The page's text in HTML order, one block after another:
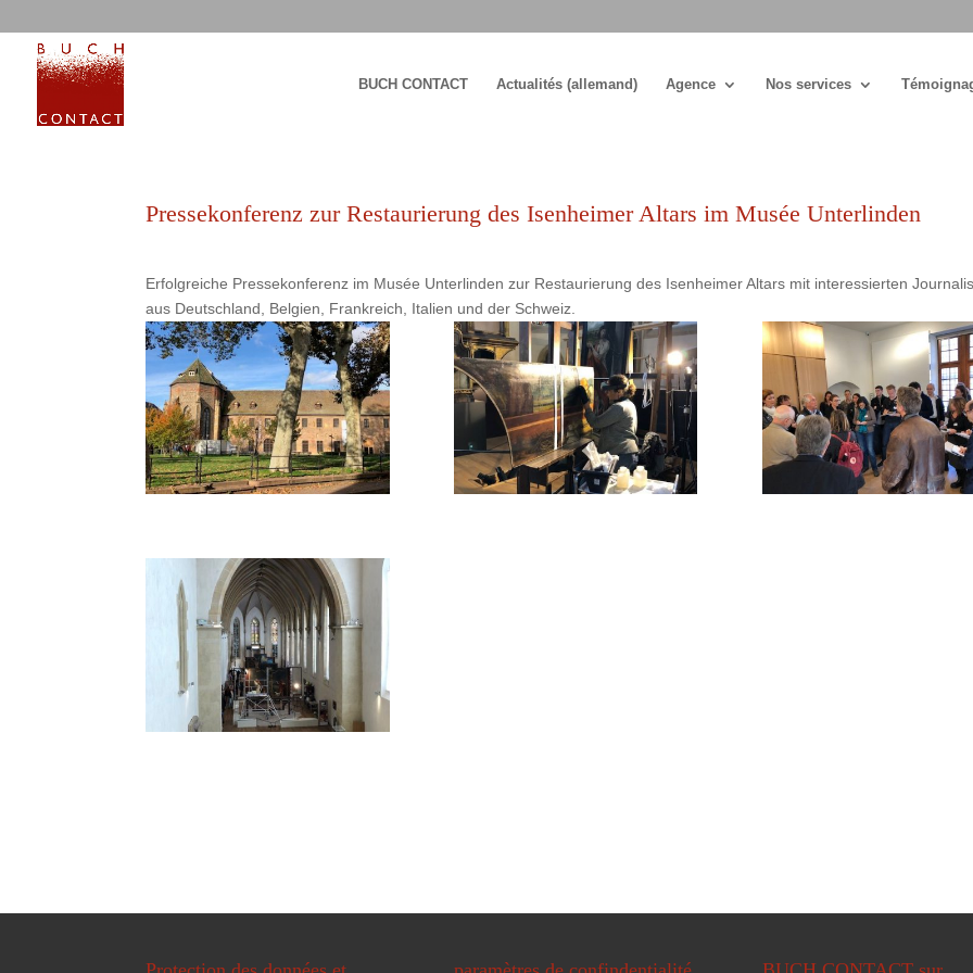
BUCH CONTACT Actualités (allemand) Agence Nos services
Pressekonferenz zur Restaurierung des Isenheimer Altars im Musée Unterlinden
Erfolgreiche Pressekonferenz im Musée Unterlinden zur Restaurierung des Isenheimer Altars mit interessierten
aus Deutschland, Belgien, Frankreich, Italien und der Schweiz.